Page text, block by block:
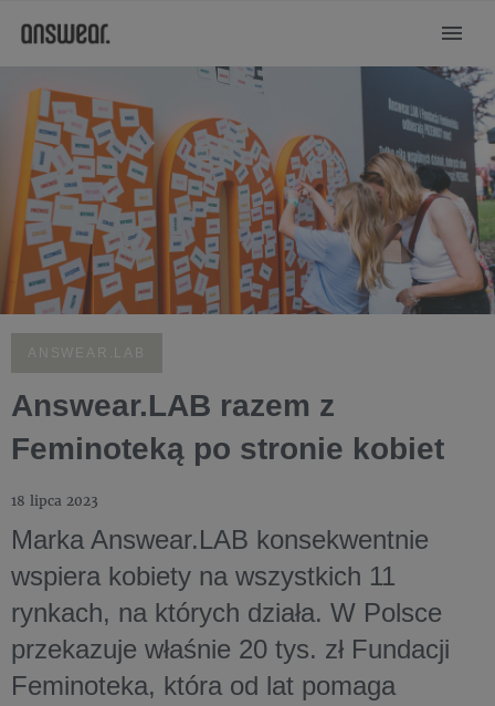
ANSWEAR.LAB
Answear.LAB razem z
Feminoteką po stronie kobiet
18 lipca 2023
Marka Answear.LAB konsekwentnie
wspiera kobiety na wszystkich 11
rynkach, na których działa. W Polsce
przekazuje właśnie 20 tys. zł Fundacji
Feminoteka, która od lat pomaga